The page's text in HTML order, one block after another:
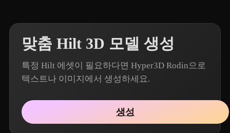
맞춤 Hilt 3D 모델 생성
특정 Hilt 에셋이 필요하다면 Hyper3D Rodin으로
텍스트나 이미지에서 생성하세요.
생성